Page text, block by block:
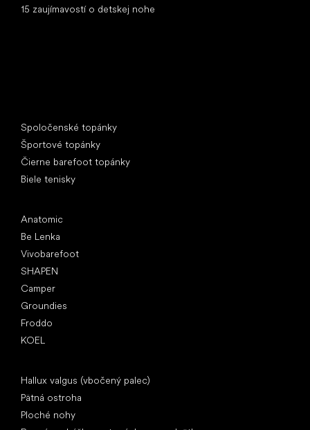
15 zaujímavostí o detskej nohe
Spoločenské topánky
Športové topánky
Čierne barefoot topánky
Biele tenisky
Anatomic
Be Lenka
Vivobarefoot
SHAPEN
Camper
Groundies
Froddo
KOEL
Hallux valgus (vbočený palec)
Pätná ostroha
Ploché nohy